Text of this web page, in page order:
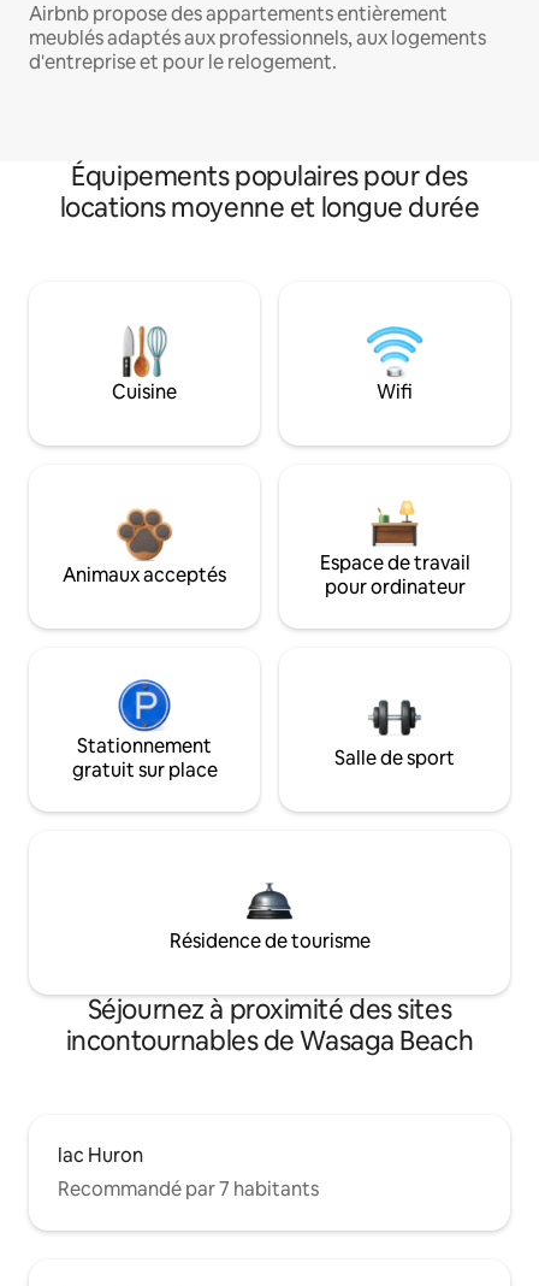
Airbnb propose des appartements entièrement
meublés adaptés aux professionnels, aux logements
d'entreprise et pour le relogement.
Équipements populaires pour des
locations moyenne et longue durée
Cuisine Wifi
Animaux acceptés
Espace de travail
pour ordinateur
Stationnement
gratuit sur place
Salle de sport
Résidence de tourisme
Séjournez à proximité des sites
incontournables de Wasaga Beach
lac Huron
Recommandé par 7 habitants